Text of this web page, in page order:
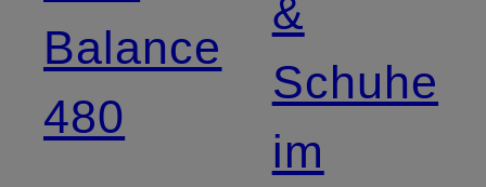
Balance
480
&
Schuhe
im